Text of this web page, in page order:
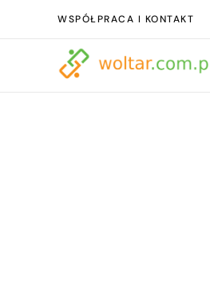
WSPÓŁPRACA I KONTAKT